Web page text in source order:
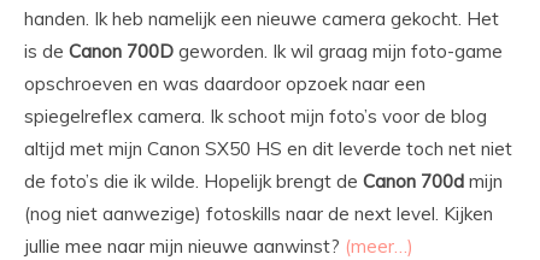
handen. Ik heb namelijk een nieuwe camera gekocht. Het
is de Canon 700D geworden. Ik wil graag mijn foto-game
opschroeven en was daardoor opzoek naar een
spiegelreflex camera. Ik schoot mijn foto’s voor de blog
altijd met mijn Canon SX50 HS en dit leverde toch net niet
de foto’s die ik wilde. Hopelijk brengt de Canon 700d mijn
(nog niet aanwezige) fotoskills naar de next level. Kijken
jullie mee naar mijn nieuwe aanwinst? (meer…)